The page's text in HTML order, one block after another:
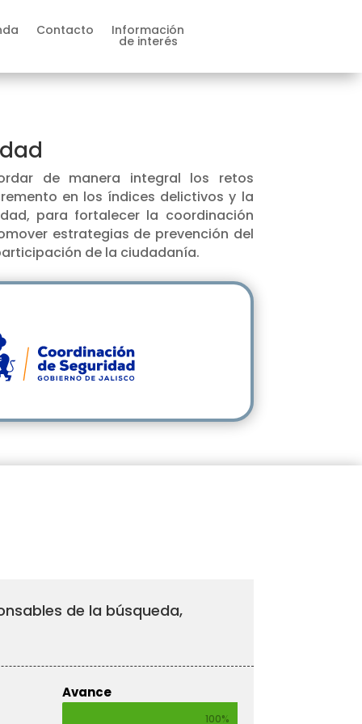
Contacto Información
de interés
de manera integral los retos
en los índices delictivos y la
para fortalecer la coordinación
estrategias de prevención del
de la ciudadanía.
de la búsqueda,
Avance
100%